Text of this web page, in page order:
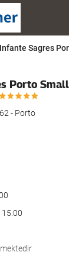
Sagres
Porto
- Porto
15:00